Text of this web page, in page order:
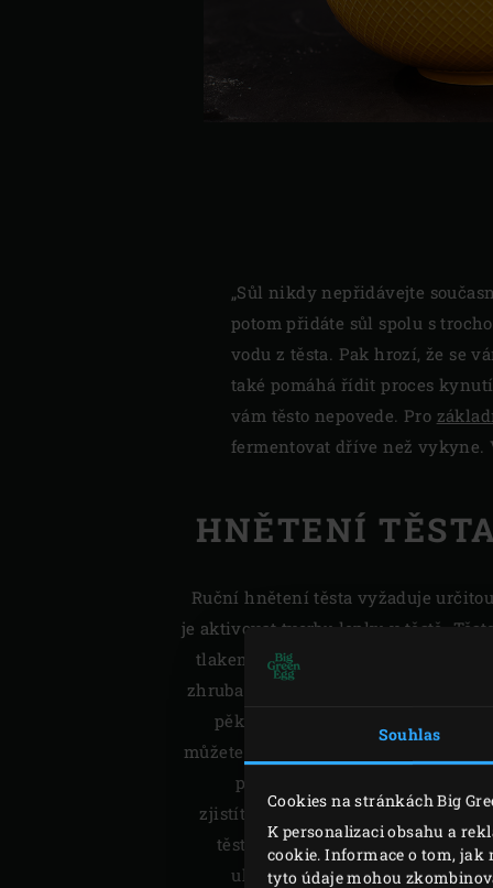
Souhlas
Cookies na stránkách Big
K personalizaci obsahu a
cookie. Informace o tom, jak
tyto údaje mohou
„Sůl nikdy nepřidávejte
potom přidáte sůl spolu s
vodu z těsta. Pak hrozí, že se
také pomáhá řídit proces
vám těsto nepovede. Pro
fermentovat dříve než vykyne.
HNĚTENÍ
Ruční hnětení těsta vyžaduje
je aktivovat tvorbu lepku v těstě.
tlakem dlaně kutálet po pracovní
zhruba 20 minutách ručního hnětení
pěkně hladké, “ vysvětluje
můžete těsto nechat 10 až 15 minut
potravinovou fólií. Pak ho
zjistíte, že těsto je hladší a
těsto na pizzu je vláčné a pružné
uhnětete v mixéru s hákem na